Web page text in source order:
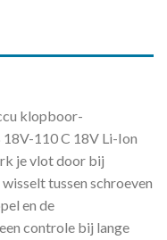
klopboor-
110 C 18V Li-Ion
je vlot door bij
tussen schroeven
en de
controle bij lange